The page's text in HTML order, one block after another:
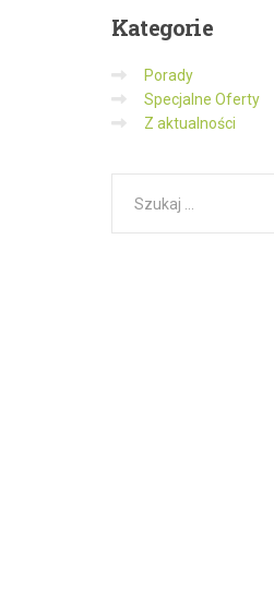
Kategorie
Porady
Specjalne Oferty
Z aktualności